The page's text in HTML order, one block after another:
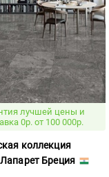
лучшей цены и
0р. от 100 000р.
коллекция
Бреция